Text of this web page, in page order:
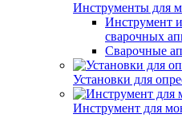
Инструменты для
Инструмент
сварочных
Сварочные
Установки для
Инструмент для